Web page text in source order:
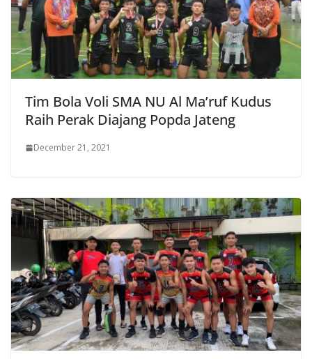
Tim Bola Voli SMA NU Al Ma’ruf Kudus
Raih Perak Diajang Popda Jateng
December 21, 2021